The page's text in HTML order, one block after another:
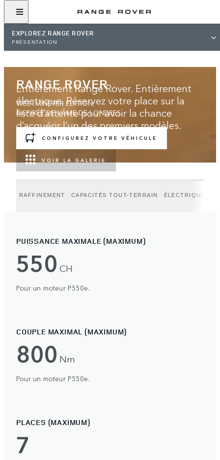
EXPLOREZ RANGE ROVER
PRÉSENTATION
RANGE ROVER
WESTMINSTER EDITION.
INSPIRÉE DE L’ÂME DE LONDRES.
CONFIGUREZ VOTRE VÉHICULE
VOIR LA GALERIE
Entièrement Range Rover. Entièrement
électrique. Réservez votre place sur la
liste d’attente pour avoir la chance
d’acquérir l’un des premiers modèles.
RAFFINEMENT CAPACITÉS TOUT-TERRAIN ÉLECTRIQUE
PUISSANCE MAXIMALE (MAXIMUM)
550 CH
Pour un moteur P550e.
COUPLE MAXIMAL (MAXIMUM)
800 Nm
Pour un moteur P550e.
PLACES (MAXIMUM)
7